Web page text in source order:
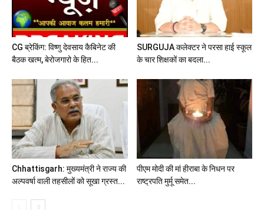
CG ब्रेकिंग: विष्णु देवसाय कैबिनेट की
बैठक खत्म, बेरोजगारो के हित...
SURGUJA कलेक्टर ने परसा हाई स्कूल
के चार शिक्षकों का बदला...
Chhattisgarh: मुख्यमंत्री ने राज्य की
अल्पवर्षा वाली तहसीलों को सूखा ग्रस्त...
पीएम मोदी की मां हीराबा के निधन पर
राष्ट्रपति मुर्मू समेत...